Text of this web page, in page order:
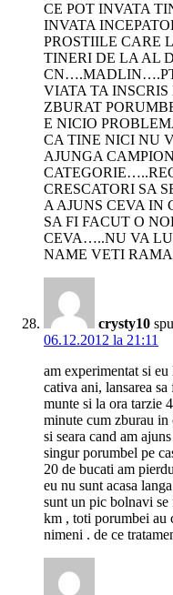
CE POT INVATA
INVATA
PROSTIILE CARE
TINERI DE LA AL
CN….MADLIN….PT
VIATA TA
ZBURAT
E NICIO
CA TINE NICI NU
AJUNGA
CRESCATORI SA
A AJUNS CEVA
SA FI FACUT O
CEVA…..NU VA
NAME VETI
crysty10
06.12.2012 la 21:11
am experimentat si
cativa ani, lansarea
munte si la ora tarzie
minute cum zburau in
si seara cand am
singur porumbel pe
20 de bucati am
eu nu sunt acasa
sunt un pic bolnavi se
km , toti porumbei au
nimeni . de ce